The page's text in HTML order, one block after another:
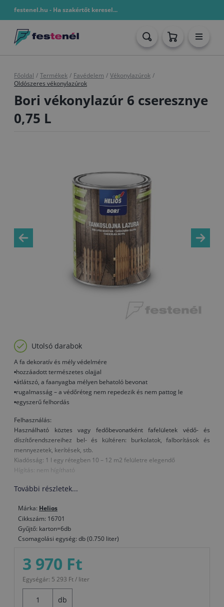
festenel.hu - Ha szakértőt keresel...
Főoldal / Termékek / Favédelem / Vékonylazúrok /
Oldószeres vékonylazúrok
Bori vékonylazúr 6 cseresznye
0,75 L
Utolsó darabok
A fa dekoratív és mély védelmére
•hozzáadott természetes olajjal
•átlátszó, a faanyagba mélyen behatoló bevonat
•rugalmasság – a védőréteg nem repedezik és nem pattog le
•egyszerű felhordás
Felhasználás:
Használható köztes vagy fedőbevonatként fafelületek védő- és
díszítőrendszereihez bel- és kültéren: burkolatok, falborítások és
mennyezetek, kerítések, stb.
Kiadósság: 1 l egy rétegben 10 – 12 m2 felületre elegendő
Hígítás: nem hígítható
További részletek...
Márka: Helios
Cikkszám: 16701
Gyűjtő: karton=6db
Csomagolási egység: db (0.750 liter)
3 970 Ft
Egységár: 5 293 Ft / liter
db